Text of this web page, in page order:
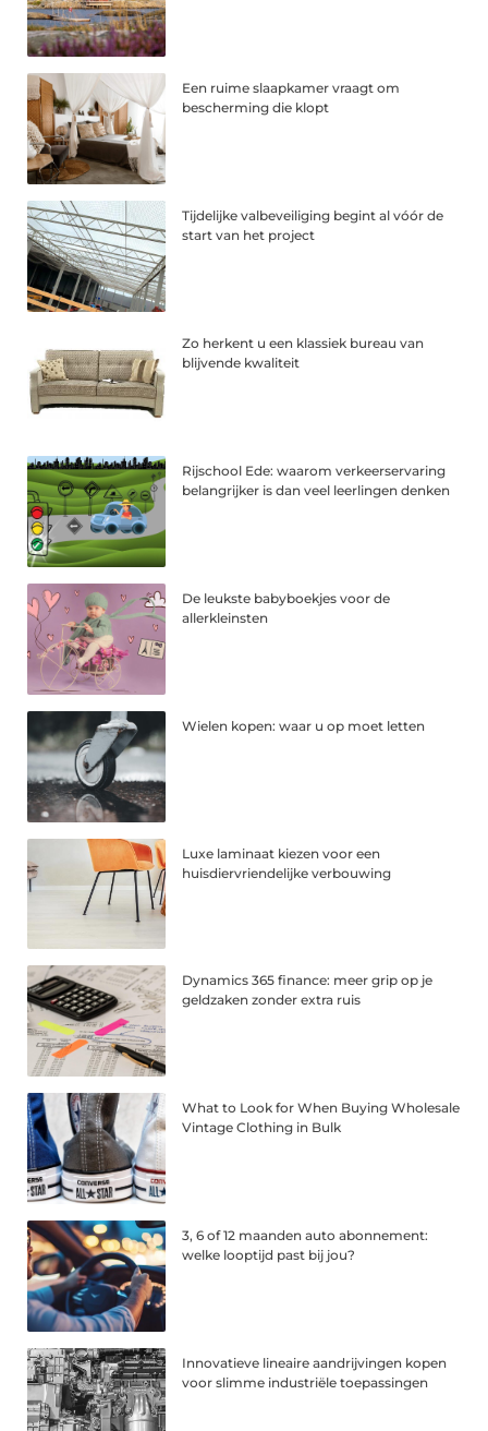
Een ruime slaapkamer vraagt om
bescherming die klopt
Tijdelijke valbeveiliging begint al vóór de
start van het project
Zo herkent u een klassiek bureau van
blijvende kwaliteit
Rijschool Ede: waarom verkeerservaring
belangrijker is dan veel leerlingen denken
De leukste babyboekjes voor de
allerkleinsten
Wielen kopen: waar u op moet letten
Luxe laminaat kiezen voor een
huisdiervriendelijke verbouwing
Dynamics 365 finance: meer grip op je
geldzaken zonder extra ruis
What to Look for When Buying Wholesale
Vintage Clothing in Bulk
3, 6 of 12 maanden auto abonnement:
welke looptijd past bij jou?
Innovatieve lineaire aandrijvingen kopen
voor slimme industriële toepassingen